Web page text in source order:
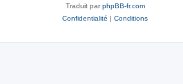
Traduit parphpBB-fr.com
Confidentialité | Conditions